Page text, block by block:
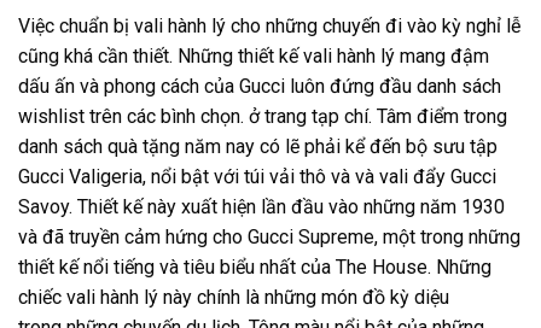
Việc chuẩn bị vali hành lý cho những chuyến đi vào kỳ nghỉ lễ
cũng khá cần thiết. Những thiết kế vali hành lý mang đậm
dấu ấn và phong cách của Gucci luôn đứng đầu danh sách
wishlist trên các bình chọn. ở trang tạp chí. Tâm điểm trong
danh sách quà tặng năm nay có lẽ phải kể đến bộ sưu tập
Gucci Valigeria, nổi bật với túi vải thô và và vali đẩy Gucci
Savoy. Thiết kế này xuất hiện lần đầu vào những năm 1930
và đã truyền cảm hứng cho Gucci Supreme, một trong những
thiết kế nổi tiếng và tiêu biểu nhất của The House. Những
chiếc vali hành lý này chính là những món đồ kỳ diệu